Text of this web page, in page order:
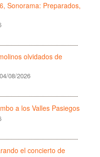
Sonorama: Preparados,
olvidados de
04/08/2026
a los Valles Pasiegos
el concierto de